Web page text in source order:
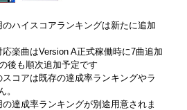
ハイスコアランキングは新たに追加
楽曲はVersion A正式稼働時に7曲追加
後も順次追加予定です
コアは既存の達成率ランキングやラ
。
達成率ランキングが別途用意されま